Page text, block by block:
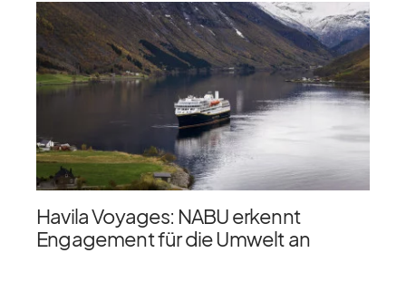
Havila Voyages: NABU erkennt
Engagement für die Umwelt an